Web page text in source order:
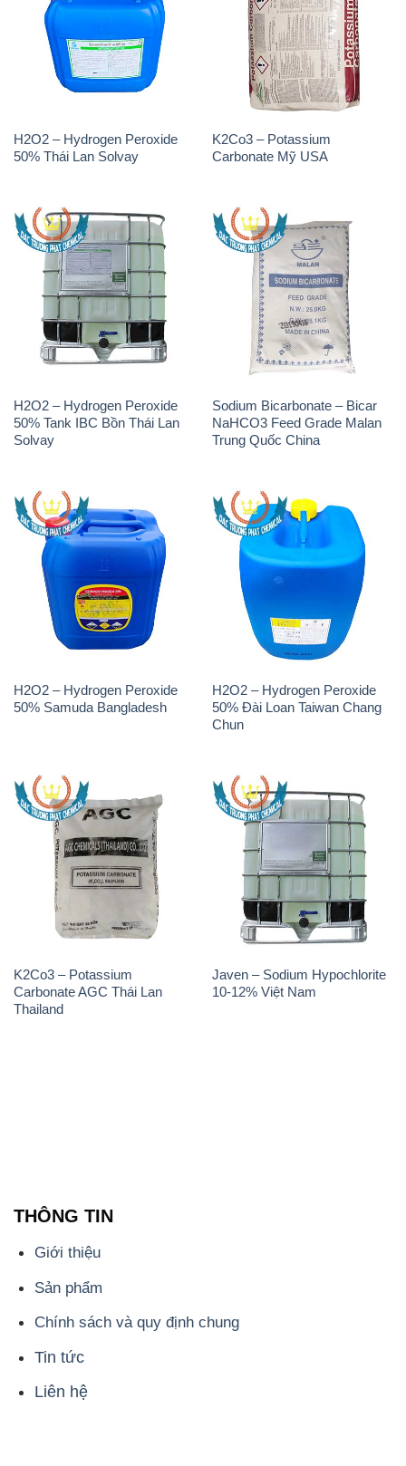
H2O2 – Hydrogen Peroxide
50% Thái Lan Solvay
K2Co3 – Potassium
Carbonate Mỹ USA
H2O2 – Hydrogen Peroxide
50% Tank IBC Bồn Thái Lan
Solvay
Sodium Bicarbonate – Bicar
NaHCO3 Feed Grade Malan
Trung Quốc China
H2O2 – Hydrogen Peroxide
50% Samuda Bangladesh
H2O2 – Hydrogen Peroxide
50% Đài Loan Taiwan Chang
Chun
K2Co3 – Potassium
Carbonate AGC Thái Lan
Thailand
Javen – Sodium Hypochlorite
10-12% Việt Nam
THÔNG TIN
Giới thiệu
Sản phẩm
Chính sách và quy định chung
Tin tức
Liên hệ